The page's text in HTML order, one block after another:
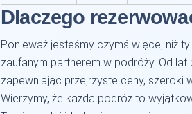
Dlaczego
Ponieważ jesteśmy czymś więcej niż
zaufanym partnerem w podróży. Od
zapewniając przejrzyste ceny, szeroki
Wierzymy, że każda podróż to